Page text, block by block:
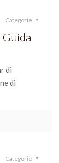
Categorie
Guida
di
di
Categorie